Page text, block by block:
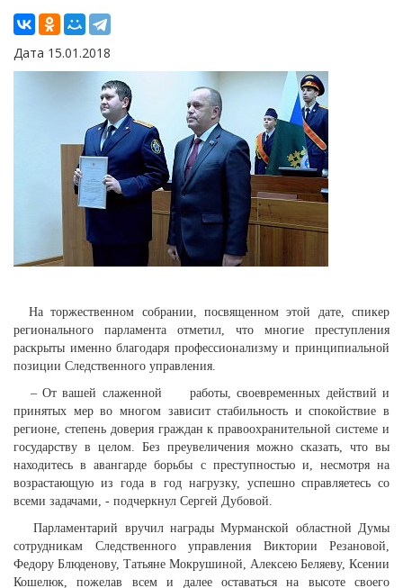
Дата 15.01.2018
На торжественном собрании, посвященном этой дате, спикер
регионального парламента отметил, что многие преступления
раскрыты именно благодаря профессионализму и принципиальной
позиции Следственного управления.
– От вашей слаженной работы, своевременных действий и
принятых мер во многом зависит стабильность и спокойствие в
регионе, степень доверия граждан к правоохранительной системе и
государству в целом. Без преувеличения можно сказать, что вы
находитесь в авангарде борьбы с преступностью и, несмотря на
возрастающую из года в год нагрузку, успешно справляетесь со
всеми задачами, - подчеркнул Сергей Дубовой.
Парламентарий вручил награды Мурманской областной Думы
сотрудникам Следственного управления Виктории Резановой,
Федору Блюденову, Татьяне Мокрушиной, Алексею Беляеву, Ксении
Кошелюк, пожелав всем и далее оставаться на высоте своего